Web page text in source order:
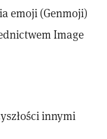
emoji (Genmoji)
Image
innymi